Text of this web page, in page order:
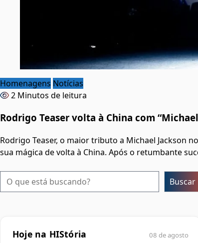
Homenagens Notícias
2 Minutos de leitura
Rodrigo Teaser volta à China com
Rodrigo Teaser, o maior tributo a Michael Jackson
sua mágica de volta à China. Após o retumbante
Pesquisar Buscar
Hoje na HIStória 08 de agosto